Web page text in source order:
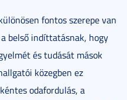
fontos szerepe van
belső indíttatásnak, hogy
és tudását mások
közegben ez
odafordulás, a